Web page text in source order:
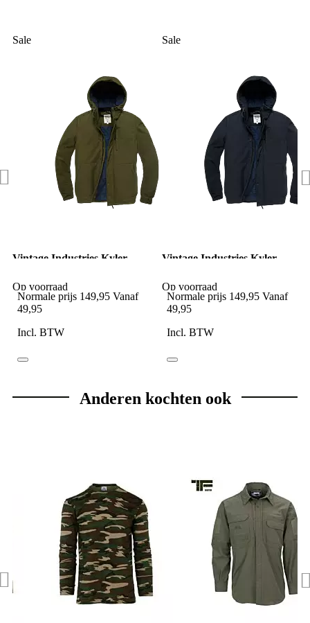
Sale
Vintage Industries Kyler
Op voorraad
Normale prijs 149,95 Vanaf
49,95
Incl. BTW
Sale
Vintage Industries Kyler
Op voorraad
Normale prijs 149,95 Vanaf
49,95
Incl. BTW
Anderen kochten ook